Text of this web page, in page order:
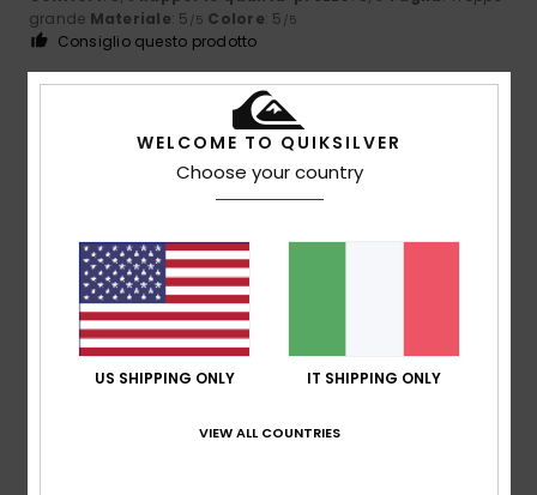
grande Materiale: 5 /5 Colore: 5 /5
Consiglio questo prodotto
5/5
Il comfort
Mostra originale - Português
Comfort: 5/5 Rapporto qualità-prezzo
grandeColore: 5/5
Consiglio questo prodotto
5/5
WELCOME TO QUIKSILVER
Choose your country
US SHIPPING ONLY IT SHIPPING ONLY
VIEW ALL COUNTRIES